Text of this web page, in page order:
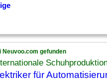
Neuvoo.com gefunden
für